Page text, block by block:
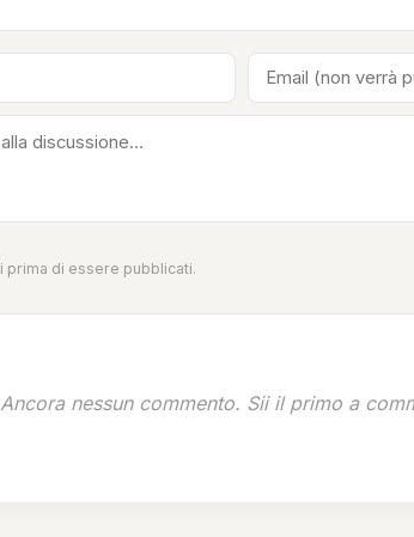
prima di essere pubblicati.
Ancora nessun commento. Sii il primo a